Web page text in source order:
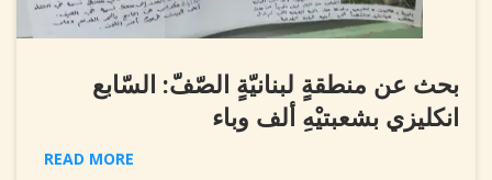
بحث عن منطقةٍ لبنانيّةٍ الصّفّ: السّابع
انكليزي بشعبتيْهِ ألف وباء
READ MORE